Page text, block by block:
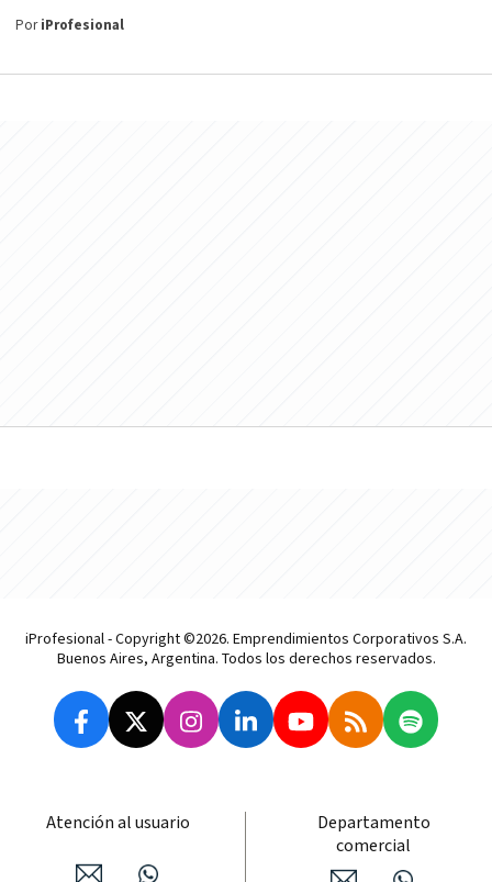
PoriProfesional
iProfesional - Copyright ©2026. Emprendimientos Corporativos S.A.
Buenos Aires, Argentina. Todos los derechos reservados.
Atención al usuario
Departamento
comercial